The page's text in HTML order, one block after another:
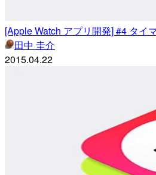
[Apple Watch アプリ開発] #4 タイ
田中 圭介
2015.04.22